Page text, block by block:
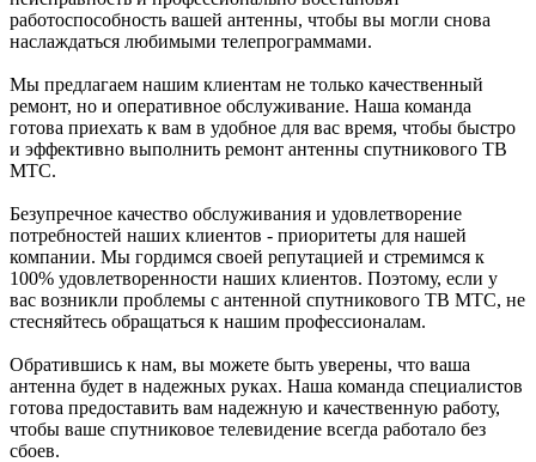
работоспособность вашей антенны, чтобы вы могли снова
наслаждаться любимыми телепрограммами.
Мы предлагаем нашим клиентам не только качественный
ремонт, но и оперативное обслуживание. Наша команда
готова приехать к вам в удобное для вас время, чтобы быстро
и эффективно выполнить ремонт антенны спутникового ТВ
МТС.
Безупречное качество обслуживания и удовлетворение
потребностей наших клиентов - приоритеты для нашей
компании. Мы гордимся своей репутацией и стремимся к
100% удовлетворенности наших клиентов. Поэтому, если у
вас возникли проблемы с антенной спутникового ТВ МТС, не
стесняйтесь обращаться к нашим профессионалам.
Обратившись к нам, вы можете быть уверены, что ваша
антенна будет в надежных руках. Наша команда специалистов
готова предоставить вам надежную и качественную работу,
чтобы ваше спутниковое телевидение всегда работало без
сбоев.